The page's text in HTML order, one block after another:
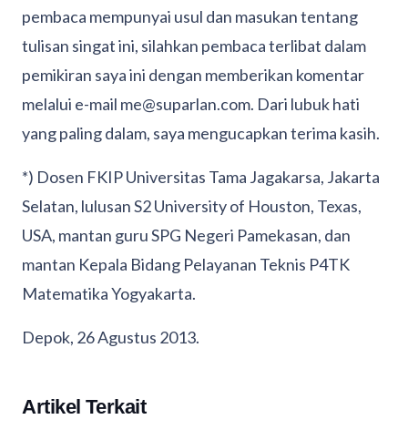
pembaca mempunyai usul dan masukan tentang
tulisan singat ini, silahkan pembaca terlibat dalam
pemikiran saya ini dengan memberikan komentar
melalui e-mail me@suparlan.com. Dari lubuk hati
yang paling dalam, saya mengucapkan terima kasih.
*) Dosen FKIP Universitas Tama Jagakarsa, Jakarta
Selatan, lulusan S2 University of Houston, Texas,
USA, mantan guru SPG Negeri Pamekasan, dan
mantan Kepala Bidang Pelayanan Teknis P4TK
Matematika Yogyakarta.
Depok, 26 Agustus 2013.
Artikel Terkait